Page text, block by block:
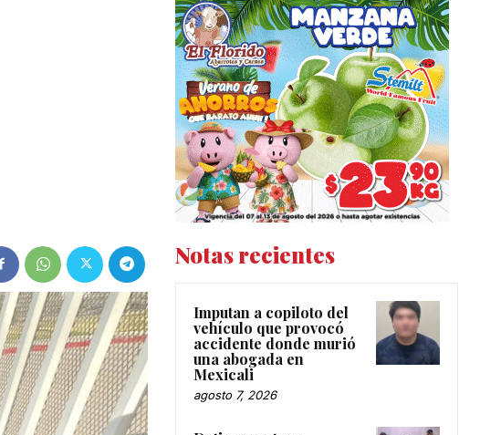
Notas recientes
Imputan a copiloto del
vehículo que provocó
accidente donde murió
una abogada en
Mexicali
agosto 7, 2026